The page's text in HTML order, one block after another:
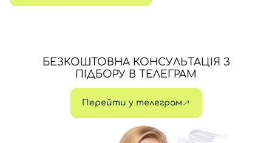
БЕЗКОШТОВНА КОНСУЛЬТАЦІЯ З
ПІДБОРУ В ТЕЛЕГРАМ
Перейти у телеграм